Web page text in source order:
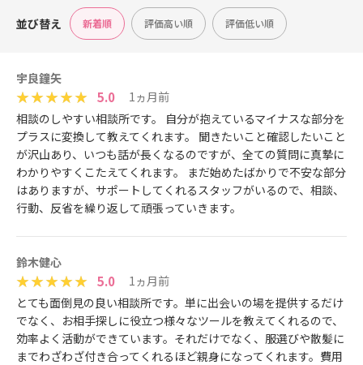
並び替え 新着順 評価高い順 評価低い順
宇良鐘矢
5.0
1ヵ月前
相談のしやすい相談所です。 自分が抱えているマイナスな部分を
プラスに変換して教えてくれます。 聞きたいこと確認したいこと
が沢山あり、いつも話が長くなるのですが、全ての質問に真摯に
わかりやすくこたえてくれます。 まだ始めたばかりで不安な部分
はありますが、サポートしてくれるスタッフがいるので、相談、
行動、反省を繰り返して頑張っていきます。
鈴木健心
5.0
1ヵ月前
とても面倒見の良い相談所です。単に出会いの場を提供するだけ
でなく、お相手探しに役立つ様々なツールを教えてくれるので、
効率よく活動ができています。それだけでなく、服選びや散髪に
までわざわざ付き合ってくれるほど親身になってくれます。費用